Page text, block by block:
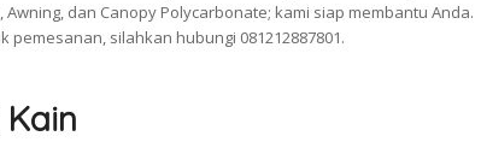
dan Canopy Polycarbonate; kami siap membantu Anda.
silahkan hubungi 081212887801.